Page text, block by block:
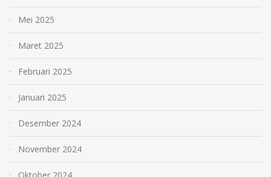
Mei 2025
Maret 2025
Februari 2025
Januari 2025
Desember 2024
November 2024